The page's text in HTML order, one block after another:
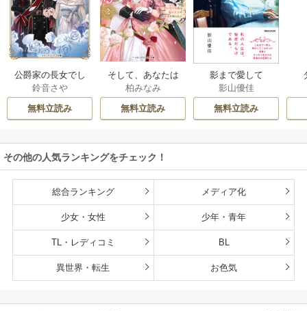
公爵家の長女でし
た
鈴音さや
無料立読み
そして、あなたは
私を捨てる
柏みなみ
無料立読み
影まで愛して
影山優佳
無料立読み
その他の人気ランキングをチェック！
総合ランキング メディア化
少女・女性 少年・青年
TL・レディコミ BL
異世界・転生 お色気